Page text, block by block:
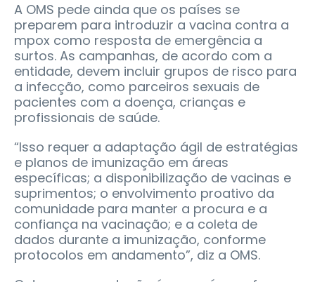
A OMS pede ainda que os países se
preparem para introduzir a vacina contra a
mpox como resposta de emergência a
surtos. As campanhas, de acordo com a
entidade, devem incluir grupos de risco para
a infecção, como parceiros sexuais de
pacientes com a doença, crianças e
profissionais de saúde.
“Isso requer a adaptação ágil de estratégias
e planos de imunização em áreas
específicas; a disponibilização de vacinas e
suprimentos; o envolvimento proativo da
comunidade para manter a procura e a
confiança na vacinação; e a coleta de
dados durante a imunização, conforme
protocolos em andamento”, diz a OMS.